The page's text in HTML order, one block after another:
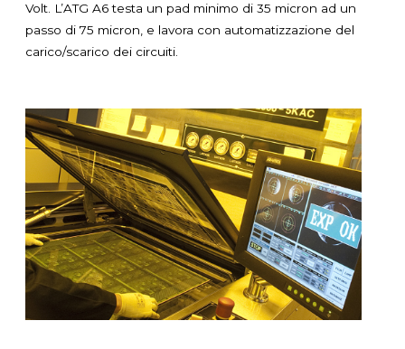
Volt. L’ATG A6 testa un pad minimo di 35 micron ad un
passo di 75 micron, e lavora con automatizzazione del
carico/scarico dei circuiti.